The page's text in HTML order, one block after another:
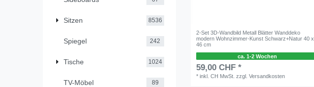
Sitzen 8536
Spiegel 242
Tische 1024
TV-Möbel 89
2-Set 3D-Wandbild Metall Blätter Wanddeko
modern Wohnzimmer-Kunst Schwarz+Natur 40 x
46 cm
ca. 1-2 Wochen
59,00 CHF *
*inkl. CH MwSt. zzgl.Versandkosten